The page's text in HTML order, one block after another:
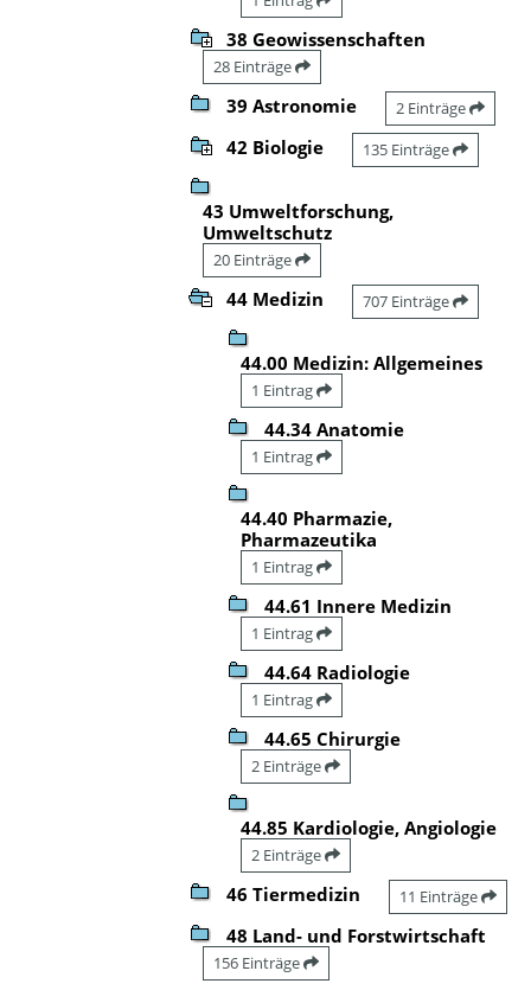
38 Geowissenschaften
28 Einträge
39 Astronomie 2 Einträge
42 Biologie 135 Einträge
43 Umweltforschung,
Umweltschutz
20 Einträge
44 Medizin 707 Einträge
44.00 Medizin: Allgemeines
1 Eintrag
44.34 Anatomie
1 Eintrag
44.40 Pharmazie,
Pharmazeutika
1 Eintrag
44.61 Innere Medizin
1 Eintrag
44.64 Radiologie
1 Eintrag
44.65 Chirurgie
2 Einträge
44.85 Kardiologie, Angiologie
2 Einträge
46 Tiermedizin 11 Einträge
48 Land- und Forstwirtschaft
156 Einträge